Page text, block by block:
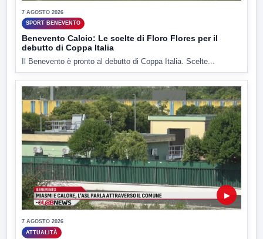
7 AGOSTO 2026
SPORT BENEVENTO
Benevento Calcio: Le scelte di Floro Flores per il
debutto di Coppa Italia
Il Benevento è pronto al debutto di Coppa Italia. Scelte...
▶
7 AGOSTO 2026
ATTUALITÀ